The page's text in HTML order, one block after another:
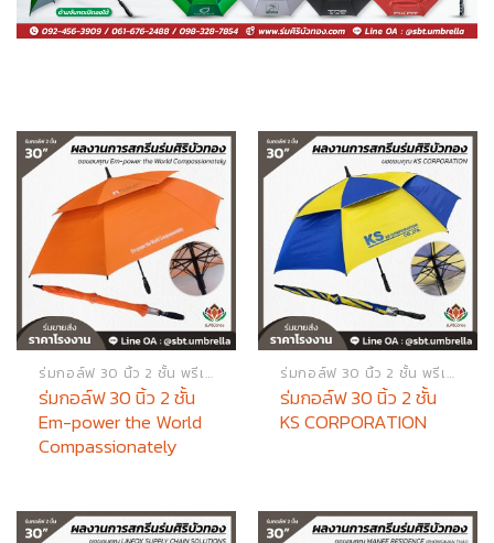
ร่มกอล์ฟ 30 นิ้ว 2 ชั้น พรีเมียม
ร่มกอล์ฟ 30 นิ้ว 2 ชั้น
Em-power the World
Compassionately
ร่มกอล์ฟ 30 นิ้ว 2 ชั้น พรีเมียม
ร่มกอล์ฟ 30 นิ้ว 2 ชั้น
KS CORPORATION